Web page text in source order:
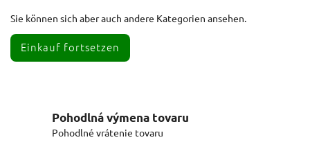
Sie können sich aber auch andere Kategorien ansehen.
Einkauf fortsetzen
Pohodlná výmena tovaru
Pohodlné vrátenie tovaru